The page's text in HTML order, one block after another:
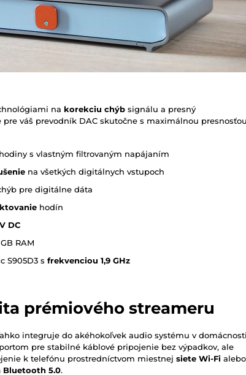
na korekciu chýb signálu a presný
váš prevodník DAC skutočne s maximálnou
s vlastným filtrovaným napájaním
na všetkých digitálnych vstupoch
pre digitálne dáta
hodín
DC
RAM
S905D3 s frekvenciou 1,9 GHz
prémiového streameru
integruje do akéhokoľvek audio systému v
portom pre stabilné káblové pripojenie bez výpadkov, ale
k telefónu prostredníctvom miestnej siete Wi-Fi alebo
Bluetooth 5.0.